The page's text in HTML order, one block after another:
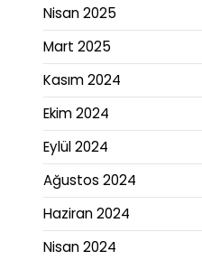
Nisan 2025
Mart 2025
Kasım 2024
Ekim 2024
Eylül 2024
Ağustos 2024
Haziran 2024
Nisan 2024